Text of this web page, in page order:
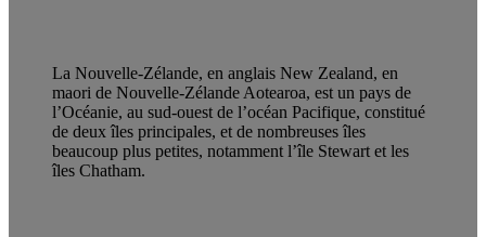
La Nouvelle-Zélande, en anglais New Zealand, en
maori de Nouvelle-Zélande Aotearoa, est un pays de
l’Océanie, au sud-ouest de l’océan Pacifique, constitué
de deux îles principales, et de nombreuses îles
beaucoup plus petites, notamment l’île Stewart et les
îles Chatham.